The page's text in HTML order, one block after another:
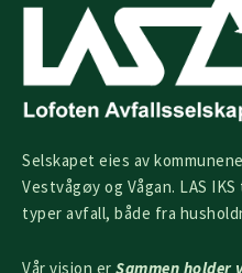
Selskapet eies av
Vestvågøy og Vågan. LAS
typer avfall, både fra
Vår visjon er Sammen holder